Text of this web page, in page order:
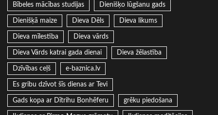
Bībeles mācības studijas Dienišķo lūgšanu gads
Dienišķā maize Dieva Dēls Dieva likums
Dieva mīlestība Dieva vārds
Dieva Vārds katrai gada dienai Dieva žēlastība
Dzīvības ceļš e-baznica.lv
Es gribu dzīvot šīs dienas ar Tevi
Gads kopa ar Dītrihu Bonhēferu grēku piedošana